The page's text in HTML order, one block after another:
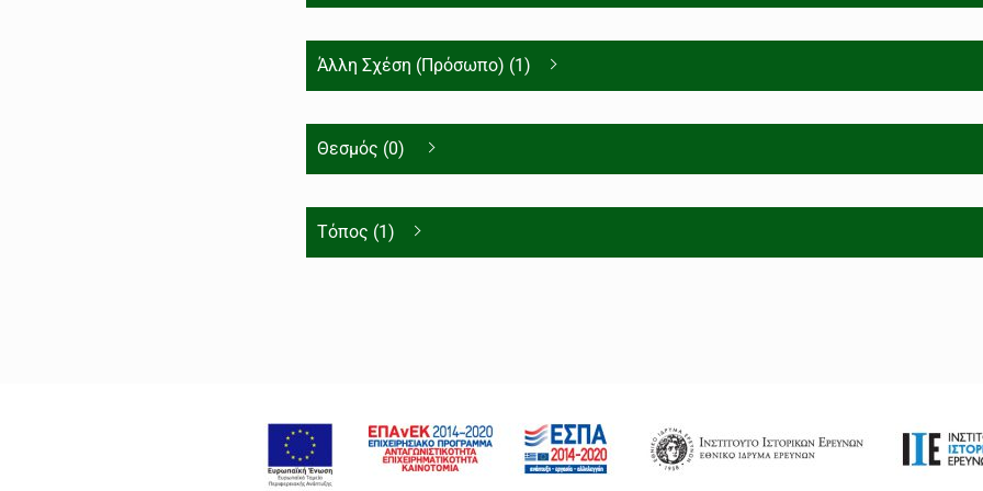
Άλλη Σχέση (Πρόσωπο) (1)
Θεσμός (0)
Τόπος (1)